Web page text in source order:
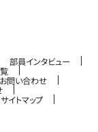
部員インタビュー
お問い合わせ
サイトマップ